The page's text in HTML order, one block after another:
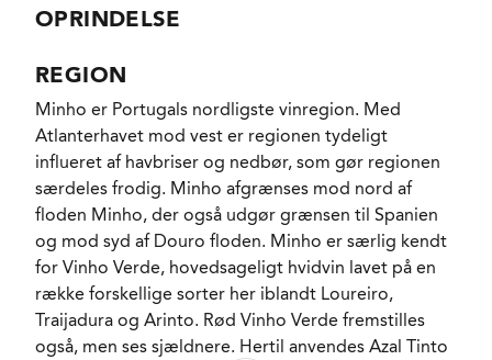
granit og sand, med høj naturlig surhed og lavt
friskhed og en mere struktureret, mineralsk
Vinho Verde-udtryk.
udtryk, hvor det giver mening. Vine Vinu er dermed
insisterer på, at Alvarinho stadig har nye sider at vise.
OPRINDELSE
REGION
Minho er Portugals nordligste vinregion. Med
Atlanterhavet mod vest er regionen tydeligt
influeret af havbriser og nedbør, som gør regionen
særdeles frodig. Minho afgrænses mod nord af
floden Minho, der også udgør grænsen til Spanien
og mod syd af Douro floden. Minho er særlig kendt
for Vinho Verde, hovedsageligt hvidvin lavet på en
række forskellige sorter her iblandt Loureiro,
Traijadura og Arinto. Rød Vinho Verde fremstilles
også, men ses sjældnere. Hertil anvendes Azal Tinto